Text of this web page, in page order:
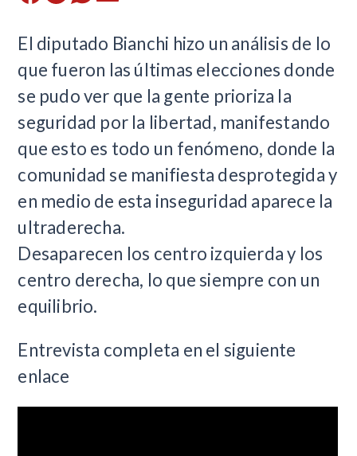
El diputado Bianchi hizo un análisis de lo
que fueron las últimas elecciones donde
se pudo ver que la gente prioriza la
seguridad por la libertad, manifestando
que esto es todo un fenómeno, donde la
comunidad se manifiesta desprotegida y
en medio de esta inseguridad aparece la
ultraderecha.
Desaparecen los centro izquierda y los
centro derecha, lo que siempre con un
equilibrio.
Entrevista completa en el siguiente
enlace